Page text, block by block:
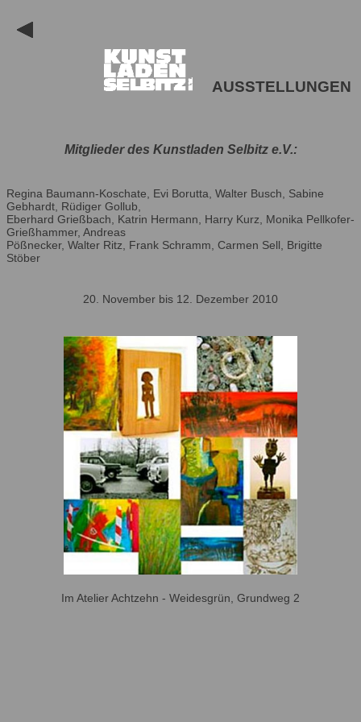
AUSSTELLUNGEN
Mitglieder des Kunstladen Selbitz e.V.:
Regina Baumann-Koschate, Evi Borutta, Walter Busch, Sabine
Gebhardt, Rüdiger Gollub,
Eberhard Grießbach, Katrin Hermann, Harry Kurz, Monika Pellkofer-
Grießhammer, Andreas
Pößnecker, Walter Ritz, Frank Schramm, Carmen Sell, Brigitte
Stöber
20. November bis 12. Dezember 2010
Im Atelier Achtzehn - Weidesgrün, Grundweg 2